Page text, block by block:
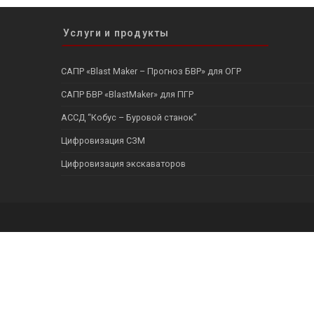
Услуги и продукты
САПР «Blast Maker – Прогноз БВР» для ОГР
САПР БВР «BlastMaker» для ПГР
АССД “Кобус – Буровой станок”
Цифровизация СЗМ
Цифровизация экскаваторов